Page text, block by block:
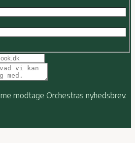
modtage Orchestras nyhedsbrev.